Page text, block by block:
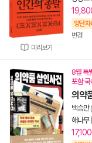
미리보기
양탄자
변경
8월 특
포함 국
의약
백승만
해나무|
17,100